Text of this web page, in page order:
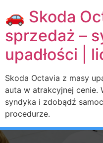
🚗 Skoda
sprzedaż –
upadłości |
Skoda Octavia z masy
auta w atrakcyjnej cenie.
syndyka i zdobądź
procedurze.